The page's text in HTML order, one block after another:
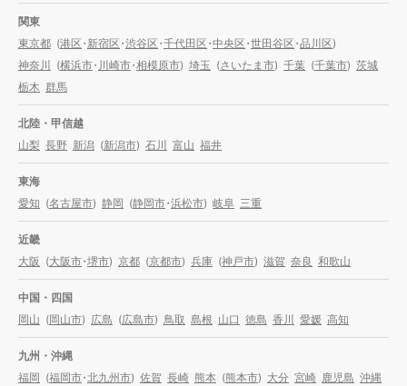
関東
東京都 (港区・新宿区・渋谷区・千代田区・中央区・世田谷区・品川区)
神奈川
(横浜市・ 川崎市・相模原市) 埼玉 (さいたま市) 千葉 (千葉市) 茨城
栃木 群馬
北陸・甲信越
山梨 長野 新潟 (新潟市) 石川 富山 福井
東海
愛知 (名古屋市) 静岡 (静岡市・浜松市) 岐阜 三重
近畿
大阪 (大阪市・堺市) 京都 (京都市) 兵庫 (神戸市) 滋賀 奈良 和歌山
中国・四国
岡山 (岡山市) 広島 (広島市) 鳥取 島根 山口 徳島 香川 愛媛 高知
九州・沖縄
福岡 (福岡市・北九州市) 佐賀 長崎 熊本 (熊本市) 大分 宮崎 鹿児島 沖縄